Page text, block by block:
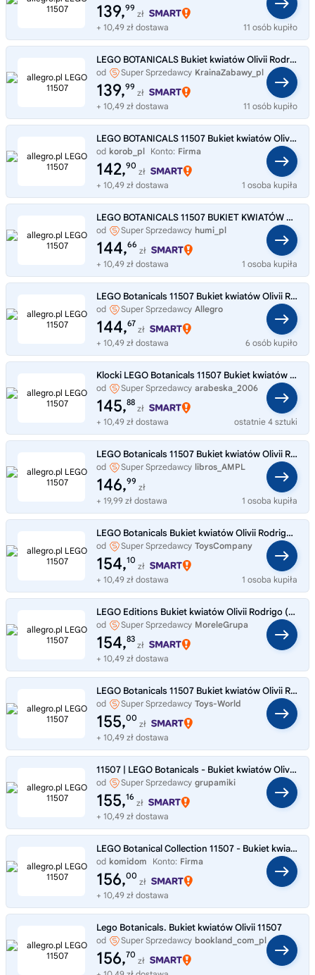
139,99
zł
+ 10,49 zł dostawa
11 osób kupiło
LEGO BOTANICALS Bukiet kwiatów Olivii Rodrigo 11507
od Super Sprzedawcy KrainaZabawy_pl
139,99
zł
+ 10,49 zł dostawa
11 osób kupiło
LEGO BOTANICALS 11507 Bukiet kwiatów Olivii Rodrigo, zestaw klocków +9 lat
od korob_pl Konto: Firma
142,90
zł
+ 10,49 zł dostawa
1 osoba kupiła
LEGO BOTANICALS 11507 BUKIET KWIATÓW Olivii Rodrigo - KWIATY Z KLOCKÓW
od Super Sprzedawcy humi_pl
144,66
zł
+ 10,49 zł dostawa
1 osoba kupiła
LEGO Botanicals 11507 Bukiet kwiatów Olivii Rodrigo
od Super Sprzedawcy Allegro
144,67
zł
+ 10,49 zł dostawa
6 osób kupiło
Klocki LEGO Botanicals 11507 Bukiet kwiatów Olivii Rodrigo
od Super Sprzedawcy arabeska_2006
145,88
zł
+ 10,49 zł dostawa
ostatnie 4 sztuki
LEGO Botanicals 11507 Bukiet kwiatów Olivii Rodrigo Kwiaty LEGO
od Super Sprzedawcy libros_AMPL
146,99
zł
+ 19,99 zł dostawa
1 osoba kupiła
LEGO Botanicals Bukiet kwiatów Olivii Rodrigo 11507 PRZEDSPRZEDAŻ
od Super Sprzedawcy ToysCompany
154,10
zł
+ 10,49 zł dostawa
1 osoba kupiła
LEGO Editions Bukiet kwiatów Olivii Rodrigo (11507)
od Super Sprzedawcy MoreleGrupa
154,83
zł
+ 10,49 zł dostawa
LEGO Botanicals 11507 Bukiet kwiatów Olivii Rodrigo
od Super Sprzedawcy Toys-World
155,00
zł
+ 10,49 zł dostawa
11507 | LEGO Botanicals - Bukiet kwiatów Olivii Rodrigo
od Super Sprzedawcy grupamiki
155,16
zł
+ 10,49 zł dostawa
LEGO Botanical Collection 11507 - Bukiet kwiatów Olivii Rodrigo
od komidom Konto: Firma
156,00
zł
+ 10,49 zł dostawa
Lego Botanicals. Bukiet kwiatów Olivii 11507
od Super Sprzedawcy bookland_com_pl
156,70
zł